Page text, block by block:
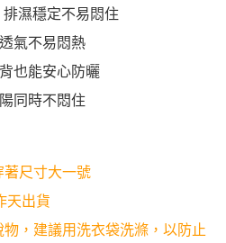
濕穩定不易悶住
氣不易悶熱
也能安心防曬
同時不悶住
尺寸大一號
天出貨
，建議用洗衣袋洗滌，以防止